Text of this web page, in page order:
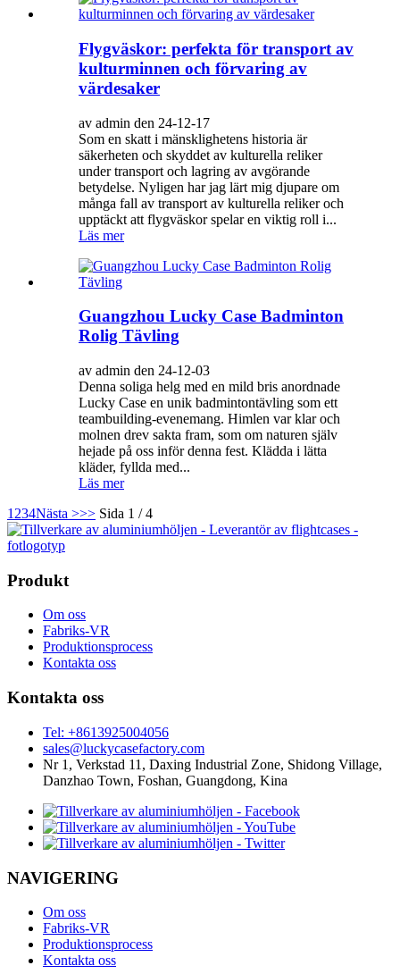
Flygväskor: perfekta för transport av
kulturminnen och förvaring av
värdesaker
av admin den 24-12-17
Som en skatt i mänsklighetens historia är
säkerheten och skyddet av kulturella reliker
under transport och lagring av avgörande
betydelse. Nyligen har jag lärt mig djupare om
många fall av transport av kulturella reliker och
upptäckt att flygväskor spelar en viktig roll i...
Läs mer
Guangzhou Lucky Case Badminton
Rolig Tävling
av admin den 24-12-03
Denna soliga helg med en mild bris anordnade
Lucky Case en unik badmintontävling som ett
teambuilding-evenemang. Himlen var klar och
molnen drev sakta fram, som om naturen själv
hejade på oss inför denna fest. Klädda i lätta
kläder, fyllda med...
Läs mer
1 234Nästa >>> Sida 1 / 4
Produkt
Om oss
Fabriks-VR
Produktionsprocess
Kontakta oss
Kontakta oss
Tel: +8613925004056
sales@luckycasefactory.com
Nr 1, Verkstad 11, Daxing Industrial Zone, Shidong Village,
Danzhao Town, Foshan, Guangdong, Kina
NAVIGERING
Om oss
Fabriks-VR
Produktionsprocess
Kontakta oss